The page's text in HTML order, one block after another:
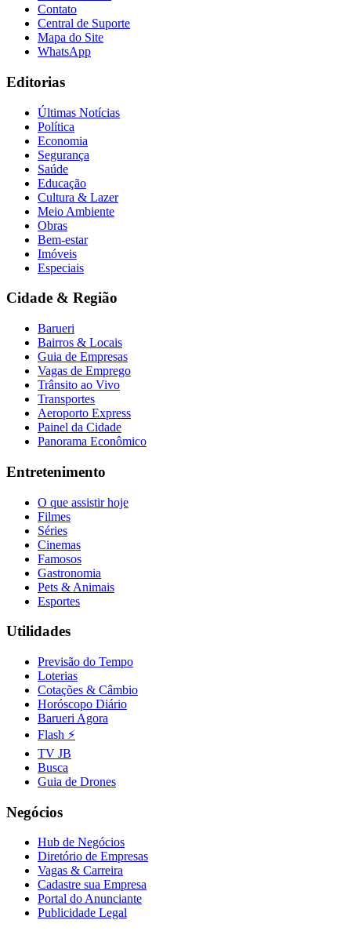
Contato
Central de Suporte
Mapa do Site
WhatsApp
Editorias
Últimas Notícias
Política
Economia
Segurança
Saúde
Educação
Cultura & Lazer
Meio Ambiente
Obras
Bem-estar
Imóveis
Especiais
Cidade & Região
Barueri
Bairros & Locais
Guia de Empresas
Vagas de Emprego
Trânsito ao Vivo
Transportes
Aeroporto Express
Painel da Cidade
Panorama Econômico
Entretenimento
O que assistir hoje
Filmes
Séries
Cinemas
Famosos
Gastronomia
Pets & Animais
Esportes
Utilidades
Previsão do Tempo
Loterias
Cotações & Câmbio
Horóscopo Diário
Barueri Agora
Flash ⚡
TV JB
Busca
Guia de Drones
Negócios
Hub de Negócios
Diretório de Empresas
Vagas & Carreira
Cadastre sua Empresa
Portal do Anunciante
Publicidade Legal